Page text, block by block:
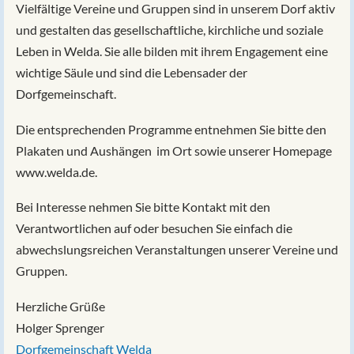
Vielfältige Vereine und Gruppen sind in unserem Dorf aktiv
und gestalten das gesellschaftliche, kirchliche und soziale
Leben in Welda. Sie alle bilden mit ihrem Engagement eine
wichtige Säule und sind die Lebensader der
Dorfgemeinschaft.
Die entsprechenden Programme entnehmen Sie bitte den
Plakaten und Aushängen im Ort sowie unserer Homepage
www.welda.de.
Bei Interesse nehmen Sie bitte Kontakt mit den
Verantwortlichen auf oder besuchen Sie einfach die
abwechslungsreichen Veranstaltungen unserer Vereine und
Gruppen.
Herzliche Grüße
Holger Sprenger
Dorfgemeinschaft Welda